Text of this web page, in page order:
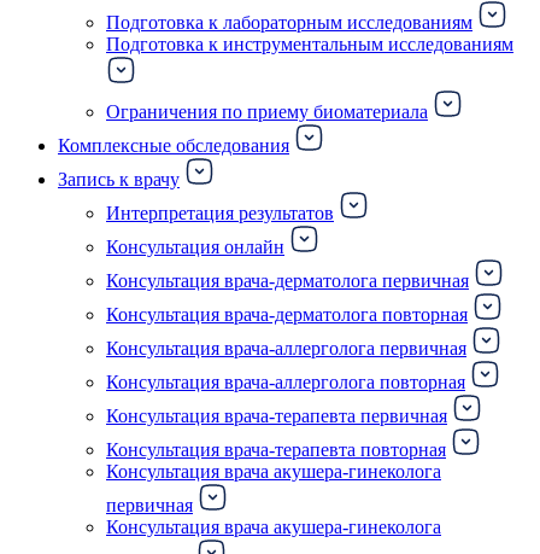
Подготовка к лабораторным исследованиям
Подготовка к инструментальным исследованиям
Ограничения по приему биоматериала
Комплексные обследования
Запись к врачу
Интерпретация результатов
Консультация онлайн
Консультация врача-дерматолога первичная
Консультация врача-дерматолога повторная
Консультация врача-аллерголога первичная
Консультация врача-аллерголога повторная
Консультация врача-терапевта первичная
Консультация врача-терапевта повторная
Консультация врача акушера-гинеколога
первичная
Консультация врача акушера-гинеколога